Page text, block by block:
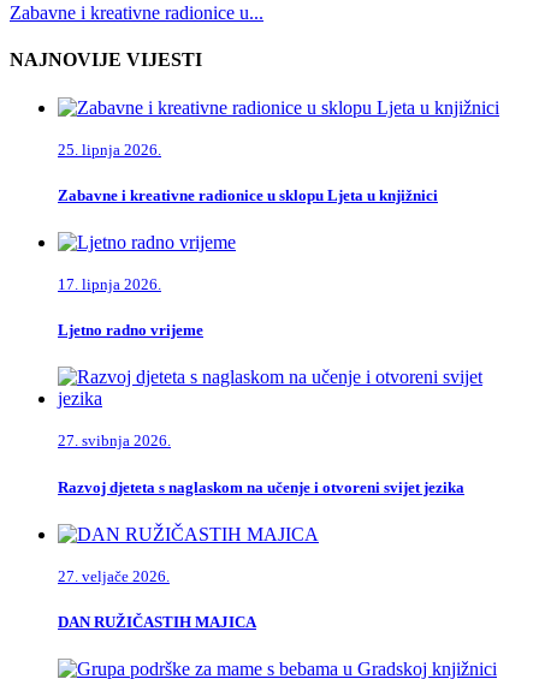
Zabavne i kreativne radionice u...
NAJNOVIJE VIJESTI
25. lipnja 2026.
Zabavne i kreativne radionice u sklopu Ljeta u knjižnici
17. lipnja 2026.
Ljetno radno vrijeme
27. svibnja 2026.
Razvoj djeteta s naglaskom na učenje i otvoreni svijet jezika
27. veljače 2026.
DAN RUŽIČASTIH MAJICA